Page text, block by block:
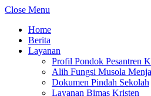
Close Menu
Home
Berita
Layanan
Profil Pondok Pesantren
Alih Fungsi Musola
Dokumen Pindah Sekolah
Layanan Bimas Kristen